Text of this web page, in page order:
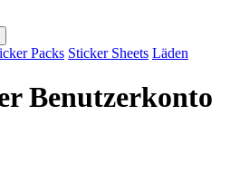
Packs Sticker Sheets Läden
Benutzerkonto